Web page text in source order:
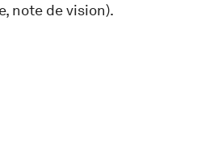
note de vision).